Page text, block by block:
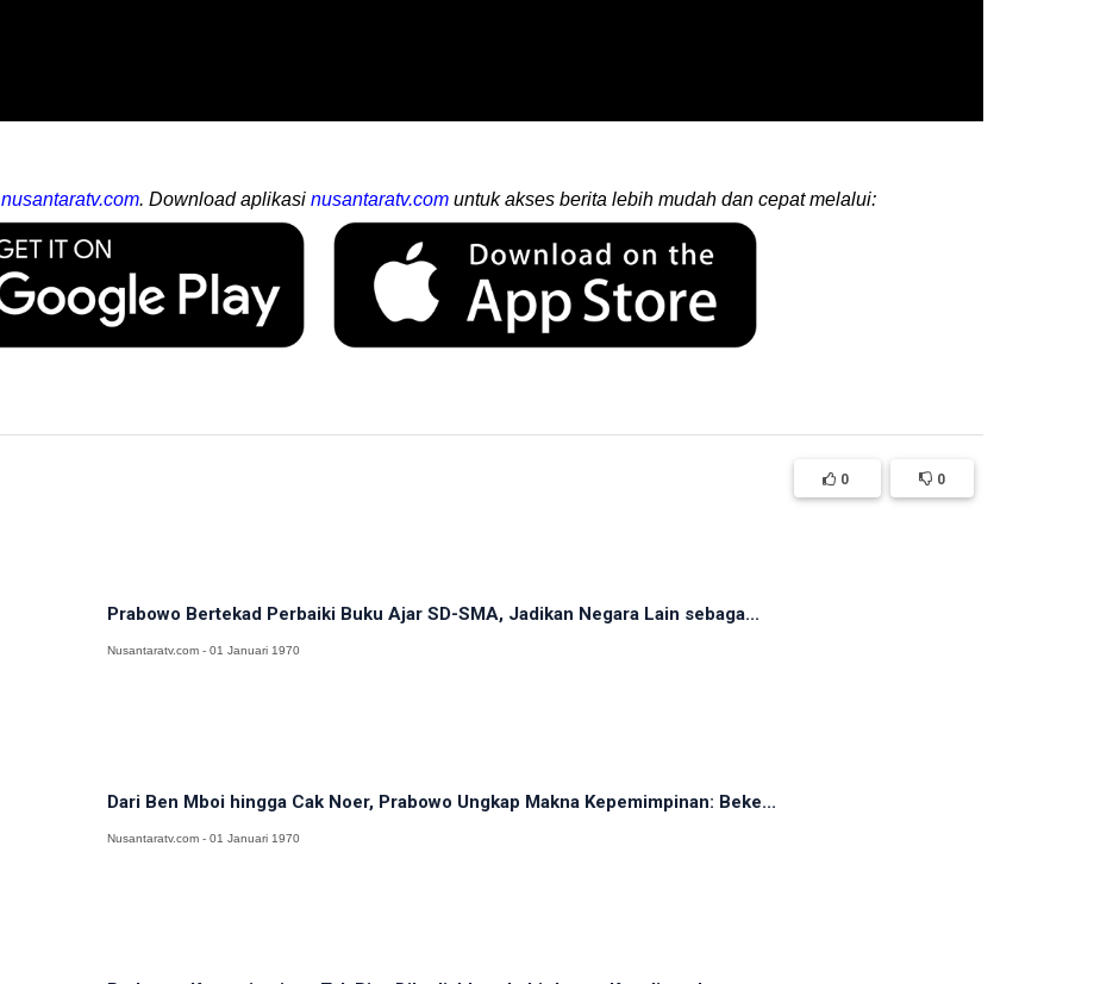
nusantaratv.com. Download aplikasi nusantaratv.com untuk akses berita lebih mudah dan cepat melalui:
0 0
Prabowo Bertekad Perbaiki Buku Ajar SD-SMA, Jadikan Negara Lain sebaga...
Nusantaratv.com - 01 Januari 1970
Dari Ben Mboi hingga Cak Noer, Prabowo Ungkap Makna Kepemimpinan: Beke...
Nusantaratv.com - 01 Januari 1970